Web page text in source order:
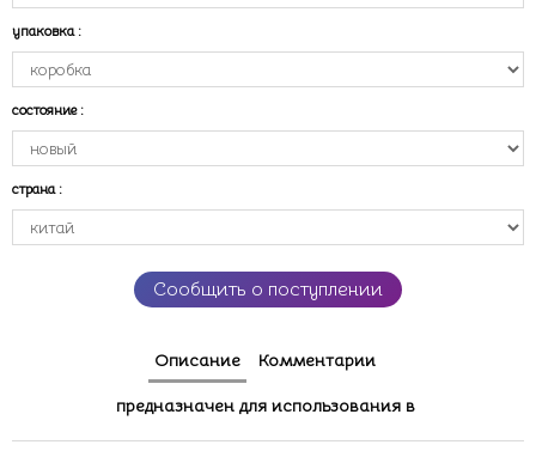
упаковка :
состояние :
страна :
Сообщить о поступлении
Описание Комментарии
предназначен для использования в